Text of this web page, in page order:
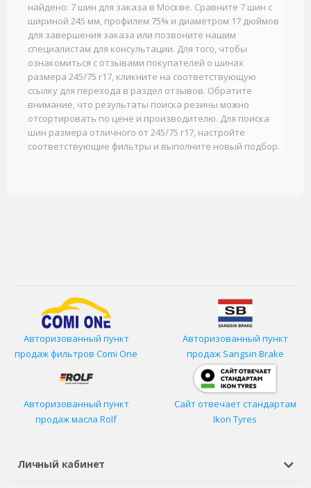
найдено: 7 шин для заказа в Москве. Сравните 7 шин с
шириной 245 мм, профилем 75% и диаметром 17 дюймов
для завершения заказа или позвоните нашим
специалистам для консультации. Для того, чтобы
ознакомиться с отзывами покупателей о шинах
размера 245/75 r17, кликните на соответствующую
ссылку для перехода в раздел отзывов. Обратите
внимание, что результаты поиска резины можно
отсортировать по цене и производителю. Для поиска
шин размера отличного от 245/75 r17, настройте
соответствующие фильтры и выполните новый подбор.
Авторизованный пункт
продаж фильтров Comi One
Авторизованный пункт
продаж Sangsin Brake
Авторизованный пункт
продаж масла Rolf
Сайт отвечает стандартам
Ikon Tyres
Личный кабинет